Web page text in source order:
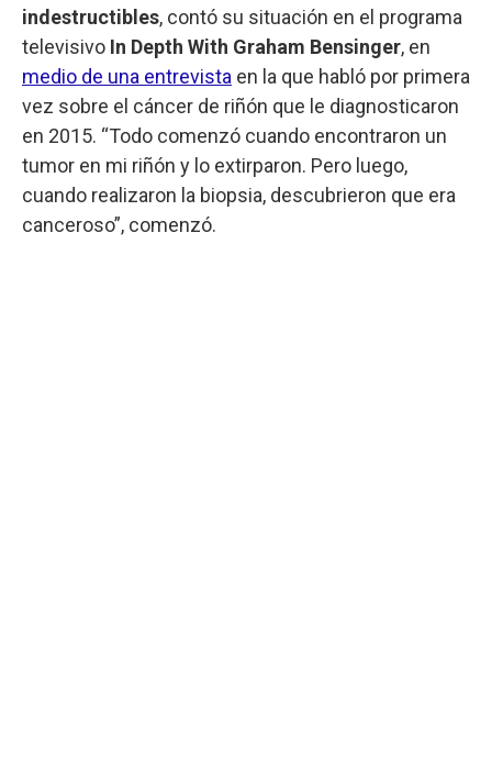
indestructibles, contó su situación en el programa
televisivo In Depth With Graham Bensinger, en
medio de una entrevista en la que habló por primera
vez sobre el cáncer de riñón que le diagnosticaron
en 2015. “Todo comenzó cuando encontraron un
tumor en mi riñón y lo extirparon. Pero luego,
cuando realizaron la biopsia, descubrieron que era
canceroso”, comenzó.